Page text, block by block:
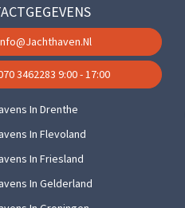
3462283 9:00 - 17:00
In Drenthe
In Flevoland
In Friesland
In Gelderland